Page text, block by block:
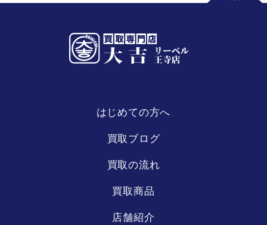
リーベル
王寺店
はじめての方へ
買取ブログ
買取の流れ
買取商品
店舗紹介